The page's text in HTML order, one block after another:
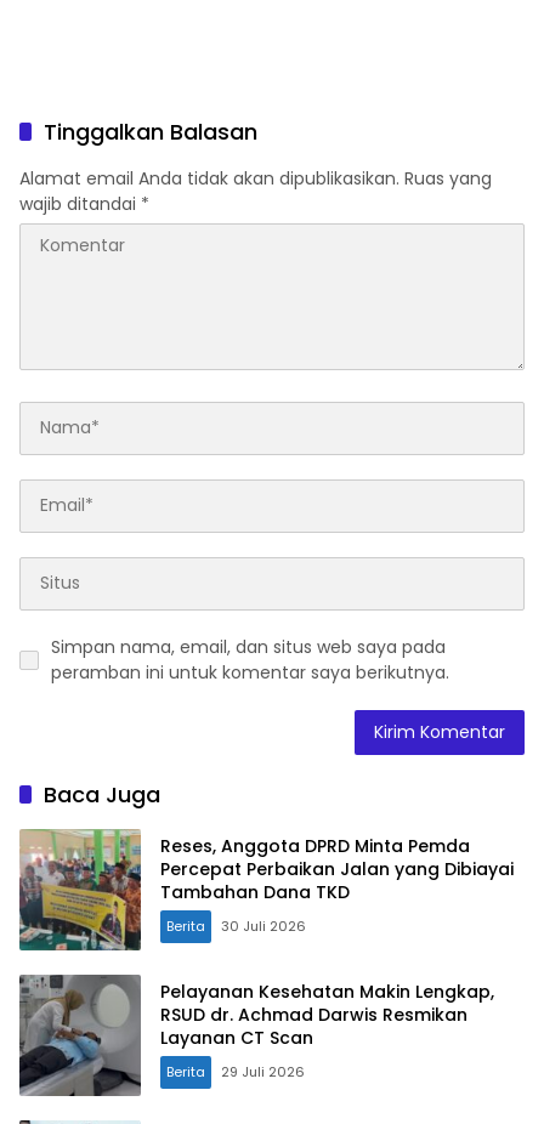
Tinggalkan Balasan
Alamat email Anda tidak akan dipublikasikan. Ruas yang
wajib ditandai *
Simpan nama, email, dan situs web saya pada
peramban ini untuk komentar saya berikutnya.
Baca Juga
Reses, Anggota DPRD Minta Pemda
Percepat Perbaikan Jalan yang Dibiayai
Tambahan Dana TKD
Berita 30 Juli 2026
Pelayanan Kesehatan Makin Lengkap,
RSUD dr. Achmad Darwis Resmikan
Layanan CT Scan
Berita 29 Juli 2026